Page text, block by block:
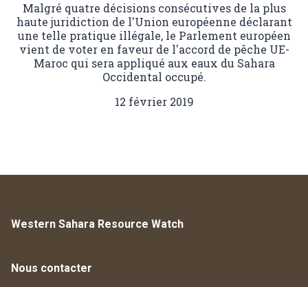
Malgré quatre décisions consécutives de la plus
haute juridiction de l'Union européenne déclarant
une telle pratique illégale, le Parlement européen
vient de voter en faveur de l'accord de pêche UE-
Maroc qui sera appliqué aux eaux du Sahara
Occidental occupé.
12 février 2019
Western Sahara Resource Watch
Nous contacter